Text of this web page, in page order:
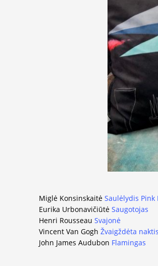
Miglė Konsinskaitė Saulėlydis Pink
Eurika Urbonavičiūtė Saugotojas
Henri Rousseau Svajonė
Vincent Van Gogh Žvaigždėta naktis
John James Audubon Flamingas